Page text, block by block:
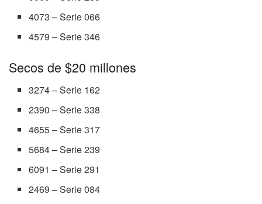
4073 – Serie 066
4579 – Serie 346
Secos de $20 millones
3274 – Serie 162
2390 – Serie 338
4655 – Serie 317
5684 – Serie 239
6091 – Serie 291
2469 – Serie 084